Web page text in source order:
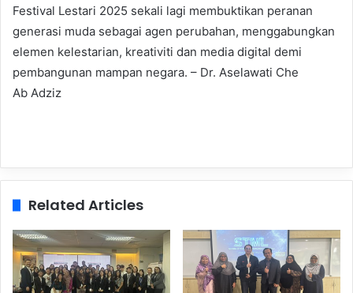
Festival Lestari 2025 sekali lagi membuktikan peranan
generasi muda sebagai agen perubahan, menggabungkan
elemen kelestarian, kreativiti dan media digital demi
pembangunan mampan negara. – Dr. Aselawati Che
Ab Adziz
Related Articles